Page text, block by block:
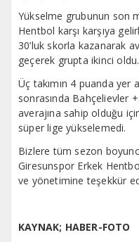
Yükselme grubunun son
Hentbol karşı karşıya
30’luk skorla kazanarak
geçerek grupta ikinci oldu.
Üç takımın 4 puanda yer
sonrasında Bahçelievler
averajına sahip olduğu
süper lige yükselemedi.
Bizlere tüm sezon
Giresunspor Erkek
ve yönetimine teşekkür
KAYNAK; HABER-FOTO